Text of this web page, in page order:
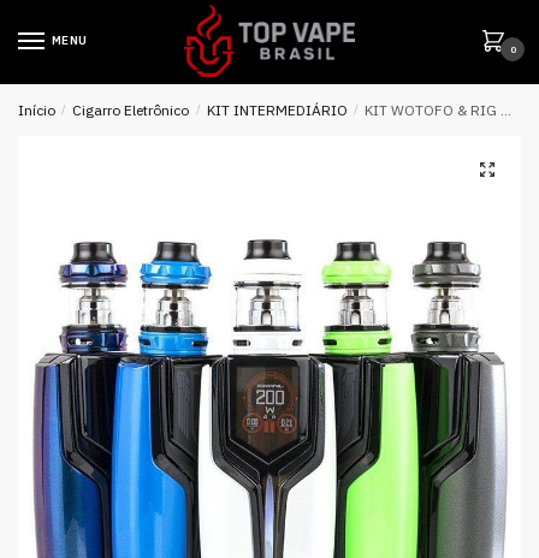
MENU
0
Início / Cigarro Eletrônico / KIT INTERMEDIÁRIO / KIT WOTOFO & RIG MOD FLUX 200W – WOTOFO